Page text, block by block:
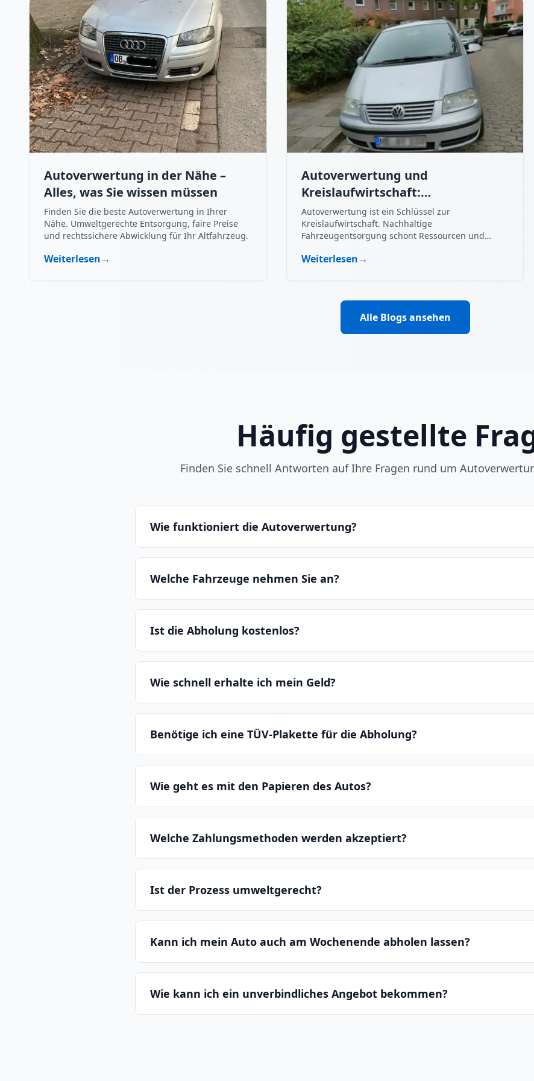
Autoverwertung in der Nähe –
Alles, was Sie wissen müssen
Finden Sie die beste Autoverwertung in Ihrer
Nähe. Umweltgerechte Entsorgung, faire Preise
und rechtssichere Abwicklung für Ihr Altfahrzeug.
Weiterlesen→
Autoverwertung und
Kreislaufwirtschaft:
Nachhaltigkeit im Fokus
Autoverwertung ist ein Schlüssel zur
Kreislaufwirtschaft. Nachhaltige
Fahrzeugentsorgung schont Ressourcen und
Weiterlesen→
Alle Blogs ansehen
Häufig gestellte
Finden Sie schnell Antworten auf Ihre Fragen rund um
Wie funktioniert die Autoverwertung?
Welche Fahrzeuge nehmen Sie an?
Ist die Abholung kostenlos?
Wie schnell erhalte ich mein Geld?
Benötige ich eine TÜV-Plakette für die Abholung?
Wie geht es mit den Papieren des Autos?
Welche Zahlungsmethoden werden akzeptiert?
Ist der Prozess umweltgerecht?
Kann ich mein Auto auch am Wochenende abholen lassen?
Wie kann ich ein unverbindliches Angebot bekommen?